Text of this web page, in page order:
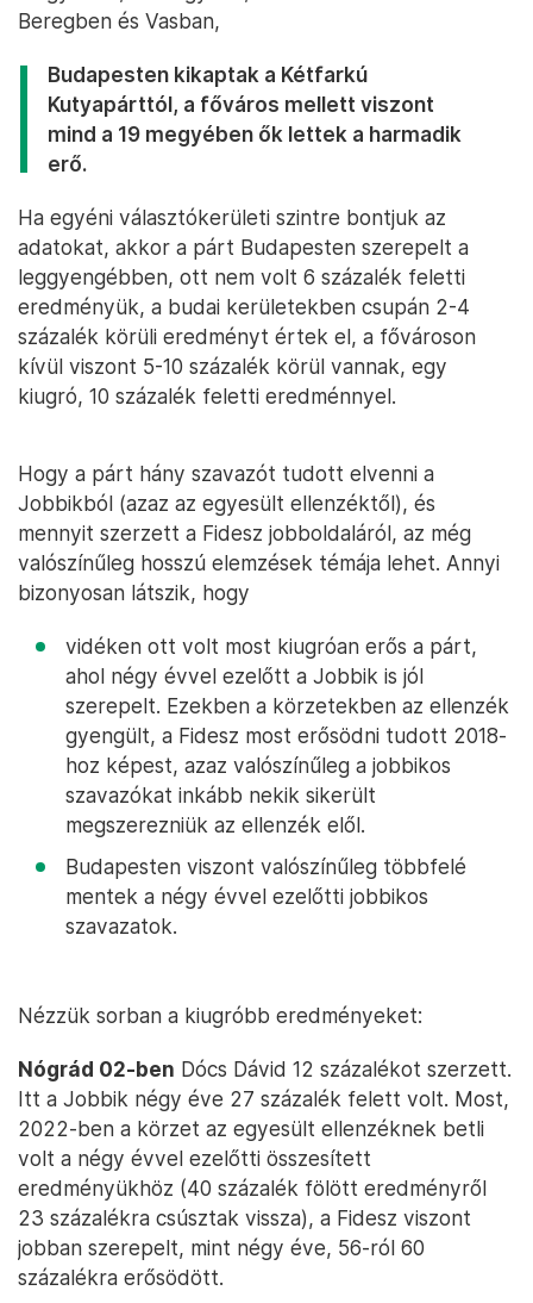
Beregben és Vasban,
Budapesten kikaptak a Kétfarkú
Kutyapárttól, a főváros mellett viszont
mind a 19 megyében ők lettek a harmadik
erő.
Ha egyéni választókerületi szintre bontjuk az
adatokat, akkor a párt Budapesten szerepelt a
leggyengébben, ott nem volt 6 százalék feletti
eredményük, a budai kerületekben csupán 2-4
százalék körüli eredményt értek el, a fővároson
kívül viszont 5-10 százalék körül vannak, egy
kiugró, 10 százalék feletti eredménnyel.
Hogy a párt hány szavazót tudott elvenni a
Jobbikból (azaz az egyesült ellenzéktől), és
mennyit szerzett a Fidesz jobboldaláról, az még
valószínűleg hosszú elemzések témája lehet. Annyi
bizonyosan látszik, hogy
vidéken ott volt most kiugróan erős a párt,
ahol négy évvel ezelőtt a Jobbik is jól
szerepelt. Ezekben a körzetekben az ellenzék
gyengült, a Fidesz most erősödni tudott 2018-
hoz képest, azaz valószínűleg a jobbikos
szavazókat inkább nekik sikerült
megszerezniük az ellenzék elől.
Budapesten viszont valószínűleg többfelé
mentek a négy évvel ezelőtti jobbikos
szavazatok.
Nézzük sorban a kiugróbb eredményeket:
Nógrád 02-ben Dócs Dávid 12 százalékot szerzett.
Itt a Jobbik négy éve 27 százalék felett volt. Most,
2022-ben a körzet az egyesült ellenzéknek betli
volt a négy évvel ezelőtti összesített
eredményükhöz (40 százalék fölött eredményről
23 százalékra csúsztak vissza), a Fidesz viszont
jobban szerepelt, mint négy éve, 56-ról 60
százalékra erősödött.